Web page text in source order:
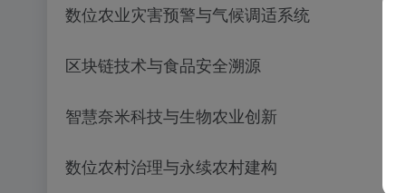
数位农业灾害预警与气候调适系统
区块链技术与食品安全溯源
智慧奈米科技与生物农业创新
数位农村治理与永续农村建构